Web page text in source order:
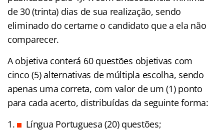
de 30 (trinta) dias de sua realização, sendo
eliminado do certame o candidato que a ela não
comparecer.
A objetiva conterá 60 questões objetivas com
cinco (5) alternativas de múltipla escolha, sendo
apenas uma correta, com valor de um (1) ponto
para cada acerto, distribuídas da seguinte forma:
Língua Portuguesa (20) questões;